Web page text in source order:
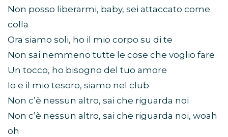
Non posso liberarmi, baby, sei attaccato come
colla
Ora siamo soli, ho il mio corpo su di te
Non sai nemmeno tutte le cose che voglio fare
Un tocco, ho bisogno del tuo amore
Io e il mio tesoro, siamo nel club
Non c’è nessun altro, sai che riguarda noi
Non c’è nessun altro, sai che riguarda noi, woah
oh